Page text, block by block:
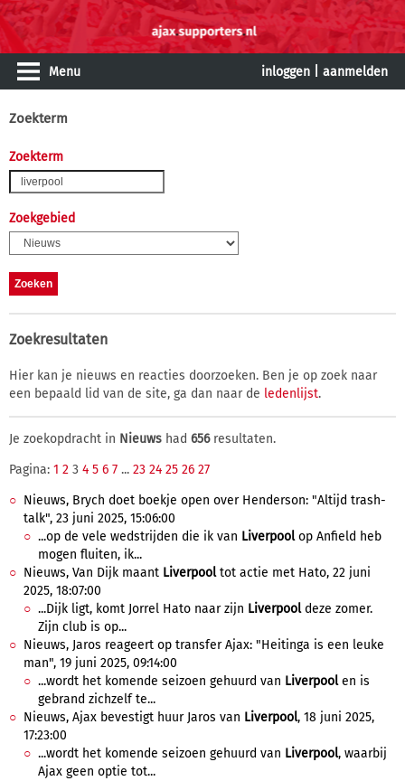
Menu inloggen aanmelden
Zoekterm
Zoekterm
Zoekgebied
Zoekresultaten
Hier kan je nieuws en reacties doorzoeken. Ben je op zoek naar
een bepaald lid van de site, ga dan naar de ledenlijst.
Je zoekopdracht in Nieuws had 656resultaten.
Pagina: 1 2 3 4 5 6 7 ... 23 24 25 26 27
Nieuws, Brych doet boekje open over Henderson: "Altijd trash-
talk", 23 juni 2025, 15:06:00
...op de vele wedstrijden die ik van Liverpoolop Anfield heb
mogen fluiten, ik...
Nieuws, Van Dijk maant Liverpooltot actie met Hato, 22 juni
2025, 18:07:00
...Dijk ligt, komt Jorrel Hato naar zijn Liverpooldeze zomer.
Zijn club is op...
Nieuws, Jaros reageert op transfer Ajax: "Heitinga is een leuke
man", 19 juni 2025, 09:14:00
...wordt het komende seizoen gehuurd van Liverpoolen is
gebrand zichzelf te...
Nieuws, Ajax bevestigt huur Jaros van Liverpool, 18 juni 2025,
17:23:00
...wordt het komende seizoen gehuurd van Liverpool, waarbij
Ajax geen optie tot...